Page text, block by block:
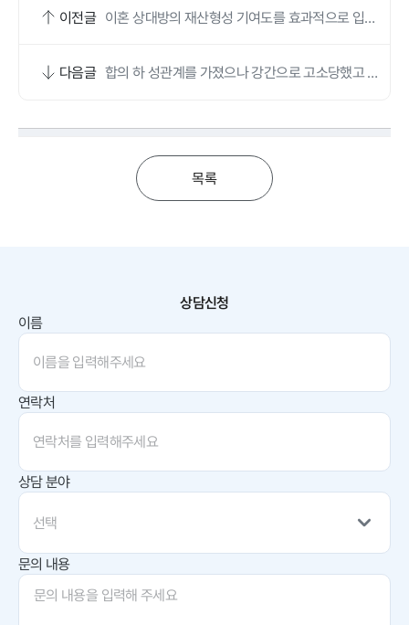
이전글 이혼 상대방의 재산형성 기여도를 효과적으로 입증
다음글 합의 하 성관계를 가졌으나 강간으로 고소당했고 불
목록
상담신청
이름
연락처
상담 분야
선택
문의 내용